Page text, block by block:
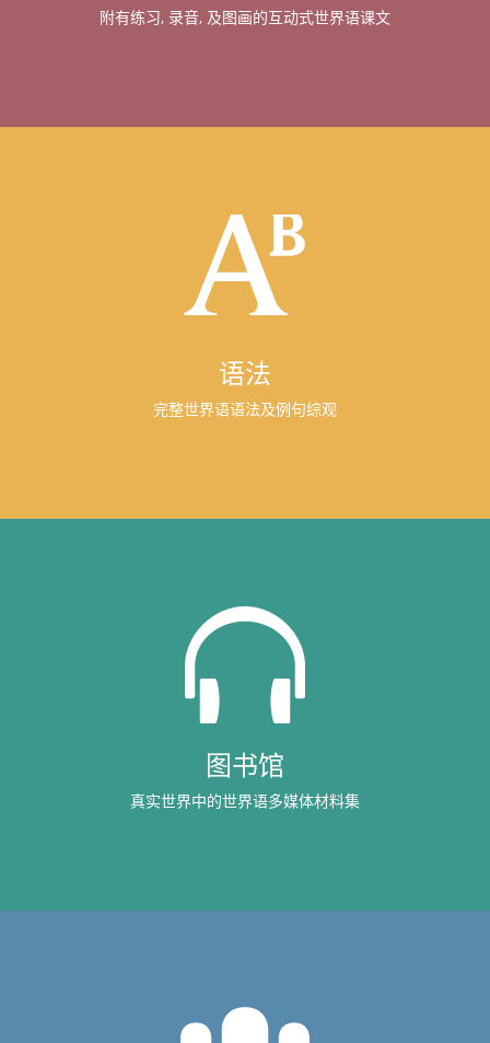
附有练习, 录音, 及图画的互动式世界语课文
语法
完整世界语语法及例句综观
图书馆
真实世界中的世界语多媒体材料集